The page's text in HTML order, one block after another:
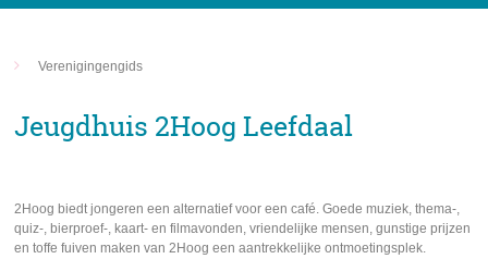
Verenigingengids
Jeugdhuis 2Hoog Leefdaal
2Hoog biedt jongeren een alternatief voor een café. Goede muziek, thema-,
quiz-, bierproef-, kaart- en filmavonden, vriendelijke mensen, gunstige prijzen
en toffe fuiven maken van 2Hoog een aantrekkelijke ontmoetingsplek.